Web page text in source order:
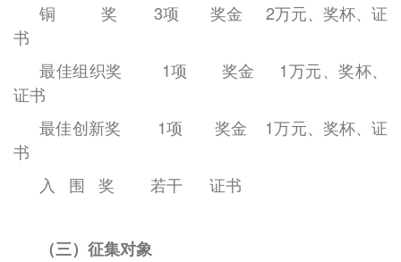
铜
奖 3项 奖金 2万元、奖杯、证
书
最佳组织奖 1项 奖金 1万元、奖杯、
证书
最佳创新奖 1项 奖金 1万元、奖杯、证
书
入
围 奖 若干 证书
（三）征集对象